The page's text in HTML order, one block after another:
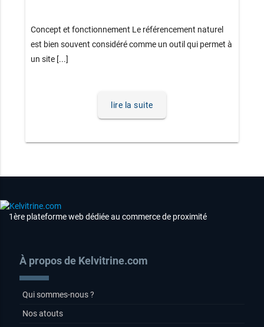
Concept et fonctionnement Le référencement naturel
est bien souvent considéré comme un outil qui permet à
un site [...]
lire la suite
1ère plateforme web dédiée au commerce de proximité
À propos de Kelvitrine.com
Qui sommes-nous ?
Nos atouts